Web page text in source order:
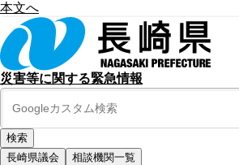
本文へ
災害等に関する緊急情報
長崎県議会
相談機関一覧